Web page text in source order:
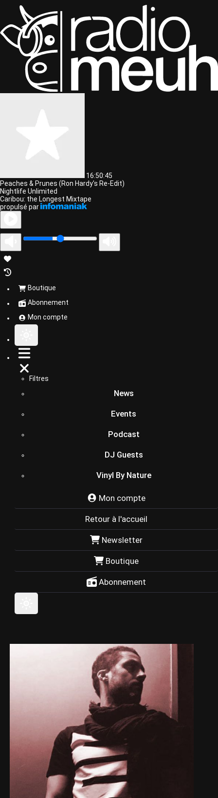
16:50:45
Peaches & Prunes (Ron Hardy's Re-Edit)
Nightlife Unlimited
Caribou: the Longest Mixtape
propulsé par
Boutique
Abonnement
Mon compte
Filtres
News
Events
Podcast
DJ Guests
Vinyl By Nature
Mon compte
Retour à l'accueil
Newsletter
Boutique
Abonnement